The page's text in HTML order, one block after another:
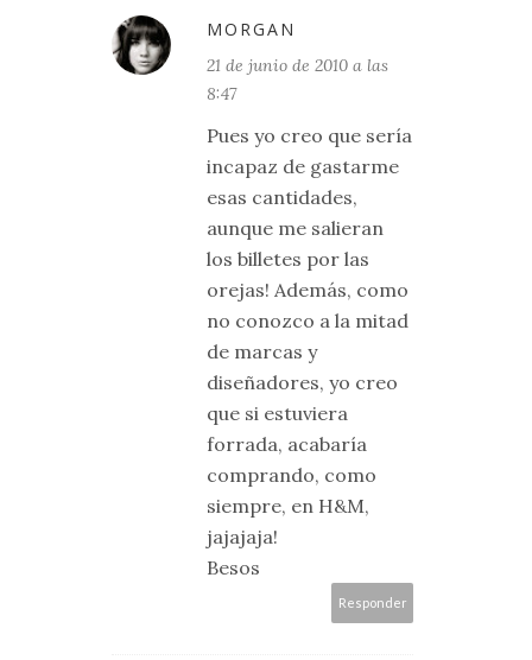
MORGAN
21 de junio de 2010 a las
8:47
Pues yo creo que sería
incapaz de gastarme
esas cantidades,
aunque me salieran
los billetes por las
orejas! Además, como
no conozco a la mitad
de marcas y
diseñadores, yo creo
que si estuviera
forrada, acabaría
comprando, como
siempre, en H&M,
jajajaja!
Besos
Responder